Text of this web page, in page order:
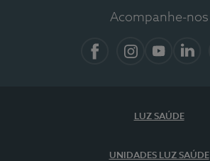
Acompanhe-nos
LUZ SAÚDE
UNIDADES LUZ SAÚDE